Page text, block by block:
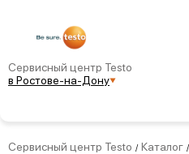
Сервисный центр Testo
в Ростове-на-Дону
Сервисный центр Testo / Каталог /